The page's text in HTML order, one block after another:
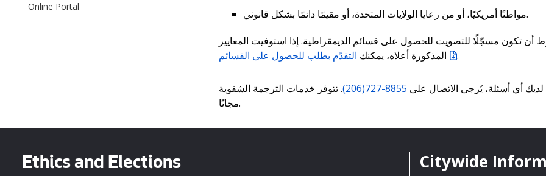
مواطنًا أمريكيًا، أو من رعايا الولايات المتحدة، أو مقيمًا دائمًا بشكل قانوني.
أن تكون مسجّلًا للتصويت للحصول على قسائم الديمقراطية. إذا استوفيت المعايير
المذكورة أعلاه، يمكنك التقدّم بطلب للحصول على القسائم .
لديك أي أسئلة، يُرجى الاتصال على
. تتوفر خدمات الترجمة الشفوية
مجانًا.
Online Portal
Ethics and Elections Citywide